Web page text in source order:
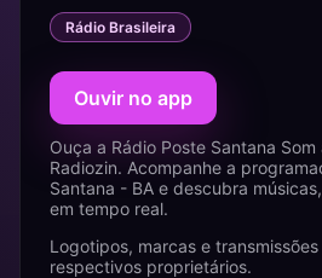
Rádio Brasileira
Ouvir no app
Ouça a Rádio Poste Santana
Radiozin. Acompanhe a
Santana - BA e descubra
em tempo real.
Logotipos, marcas e
respectivos proprietários.